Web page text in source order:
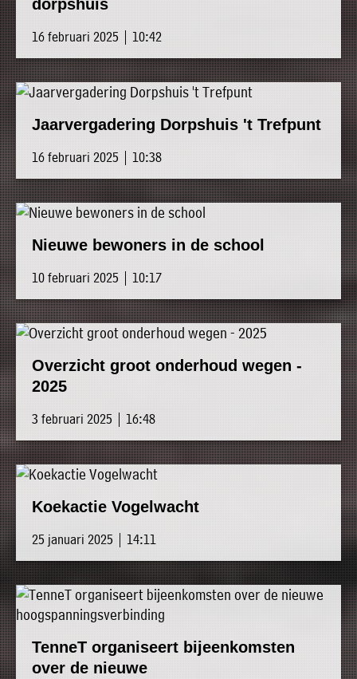
dorpshuis
16 februari 2025 | 10:42
Jaarvergadering Dorpshuis 't Trefpunt
16 februari 2025 | 10:38
Nieuwe bewoners in de school
10 februari 2025 | 10:17
Overzicht groot onderhoud wegen -
2025
3 februari 2025 | 16:48
Koekactie Vogelwacht
25 januari 2025 | 14:11
TenneT organiseert bijeenkomsten
over de nieuwe